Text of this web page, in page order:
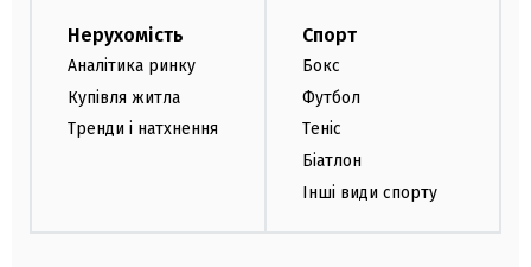
Нерухомість
Аналітика ринку
Купівля житла
Тренди і натхнення
Спорт
Бокс
Футбол
Теніс
Біатлон
Інші види спорту